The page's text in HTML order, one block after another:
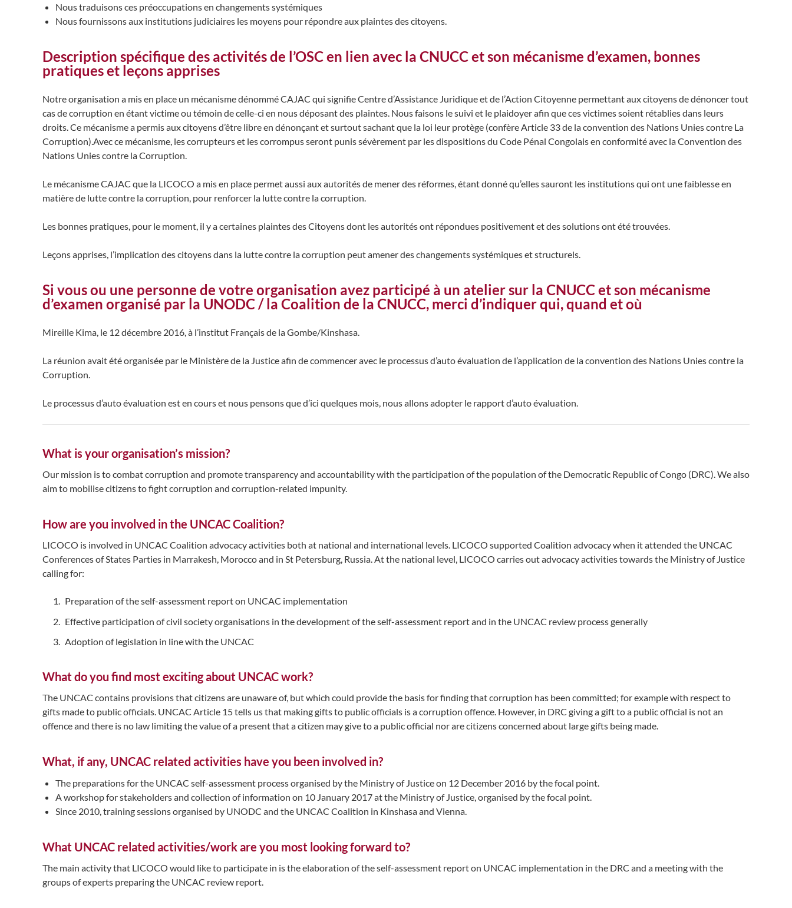
Nous traduisons ces préoccupations en changements systémiques
Nous fournissons aux institutions judiciaires les moyens pour répondre aux plaintes des citoyens.
Description spécifique des activités de l’OSC en lien avec la CNUCC et son mécanisme d’examen, bonnes
pratiques et leçons apprises
Notre organisation a mis en place un mécanisme dénommé CAJAC qui signifie Centre d’Assistance Juridique et de l’Action Citoyenne permettant aux citoyens de dénoncer tout
cas de corruption en étant victime ou témoin de celle-ci en nous déposant des plaintes. Nous faisons le suivi et le plaidoyer afin que ces victimes soient rétablies dans leurs
droits. Ce mécanisme a permis aux citoyens d’être libre en dénonçant et surtout sachant que la loi leur protège (confère Article 33 de la convention des Nations Unies contre La
Corruption).Avec ce mécanisme, les corrupteurs et les corrompus seront punis sévèrement par les dispositions du Code Pénal Congolais en conformité avec la Convention des
Nations Unies contre la Corruption.
Le mécanisme CAJAC que la LICOCO a mis en place permet aussi aux autorités de mener des réformes, étant donné qu’elles sauront les institutions qui ont une faiblesse en
matière de lutte contre la corruption, pour renforcer la lutte contre la corruption.
Les bonnes pratiques, pour le moment, il y a certaines plaintes des Citoyens dont les autorités ont répondues positivement et des solutions ont été trouvées.
Leçons apprises, l’implication des citoyens dans la lutte contre la corruption peut amener des changements systémiques et structurels.
Si vous ou une personne de votre organisation avez participé à un atelier sur la CNUCC et son mécanisme
d’examen organisé par la UNODC / la Coalition de la CNUCC, merci d’indiquer qui, quand et où
Mireille Kima, le 12 décembre 2016, à l’institut Français de la Gombe/Kinshasa.
La réunion avait été organisée par le Ministère de la Justice afin de commencer avec le processus d’auto évaluation de l’application de la convention des Nations Unies contre la
Corruption.
Le processus d’auto évaluation est en cours et nous pensons que d’ici quelques mois, nous allons adopter le rapport d’auto évaluation.
What is your organisation’s mission?
Our mission is to combat corruption and promote transparency and accountability with the participation of the population of the Democratic Republic of Congo (DRC). We also
aim to mobilise citizens to fight corruption and corruption-related impunity.
How are you involved in the UNCAC Coalition?
LICOCO is involved in UNCAC Coalition advocacy activities both at national and international levels. LICOCO supported Coalition advocacy when it attended the UNCAC
Conferences of States Parties in Marrakesh, Morocco and in St Petersburg, Russia. At the national level, LICOCO carries out advocacy activities towards the Ministry of Justice
calling for:
Preparation of the self-assessment report on UNCAC implementation
Effective participation of civil society organisations in the development of the self-assessment report and in the UNCAC review process generally
Adoption of legislation in line with the UNCAC
What do you find most exciting about UNCAC work?
The UNCAC contains provisions that citizens are unaware of, but which could provide the basis for finding that corruption has been committed; for example with respect to
gifts made to public officials. UNCAC Article 15 tells us that making gifts to public officials is a corruption offence. However, in DRC giving a gift to a public official is not an
offence and there is no law limiting the value of a present that a citizen may give to a public official nor are citizens concerned about large gifts being made.
What, if any, UNCAC related activities have you been involved in?
The preparations for the UNCAC self-assessment process organised by the Ministry of Justice on 12 December 2016 by the focal point.
A workshop for stakeholders and collection of information on 10 January 2017 at the Ministry of Justice, organised by the focal point.
Since 2010, training sessions organised by UNODC and the UNCAC Coalition in Kinshasa and Vienna.
What UNCAC related activities/work are you most looking forward to?
The main activity that LICOCO would like to participate in is the elaboration of the self-assessment report on UNCAC implementation in the DRC and a meeting with the
groups of experts preparing the UNCAC review report.